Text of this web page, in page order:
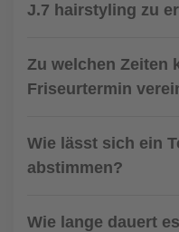
J.7 hairstyling zu
Zu welchen Zeiten
Friseurtermin
Wie lässt sich ein
abstimmen?
Wie lange dauert